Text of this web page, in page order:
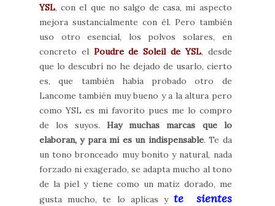
YSL, con el que no salgo de casa, mi aspecto
mejora sustancialmente con él. Pero también
uso otro esencial, los polvos solares, en
concreto el Poudre de Soleil de YSL, desde
que lo descubrí no he dejado de usarlo, cierto
es, que también había probado otro de
Lancome también muy bueno y a la altura pero
como YSL es mi favorito pues me lo compro
de los suyos.Hay muchas marcas que lo
elaboran, y para mi es un indispensable. Te da
un tono bronceado muy bonito y natural, nada
forzado ni exagerado, se adapta mucho al tono
de la piel y tiene como un matiz dorado, me
gusta mucho, te lo aplicas yte sientes